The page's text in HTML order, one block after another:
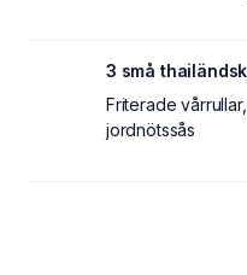
3 små
Friterade
jordnötssås